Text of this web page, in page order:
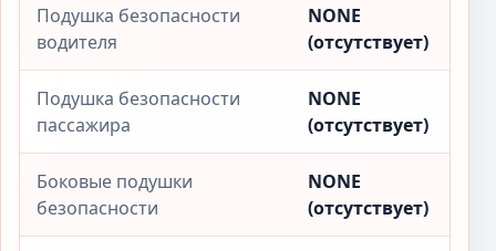
Подушка безопасности
водителя
NONE
(отсутствует)
Подушка безопасности
пассажира
NONE
(отсутствует)
Боковые подушки
безопасности
NONE
(отсутствует)